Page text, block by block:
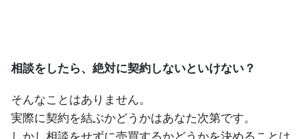
相談をしたら、絶対に契約しないといけない？
そんなことはありません。
実際に契約を結ぶかどうかはあなた次第です。